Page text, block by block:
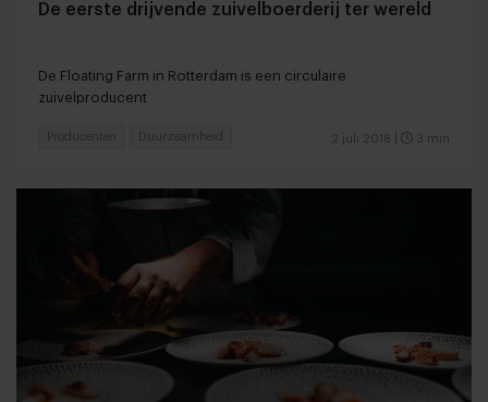
De eerste drijvende zuivelboerderij ter wereld
De Floating Farm in Rotterdam is een circulaire
zuivelproducent
2 juli 2018 3 min
Producenten Duurzaamheid